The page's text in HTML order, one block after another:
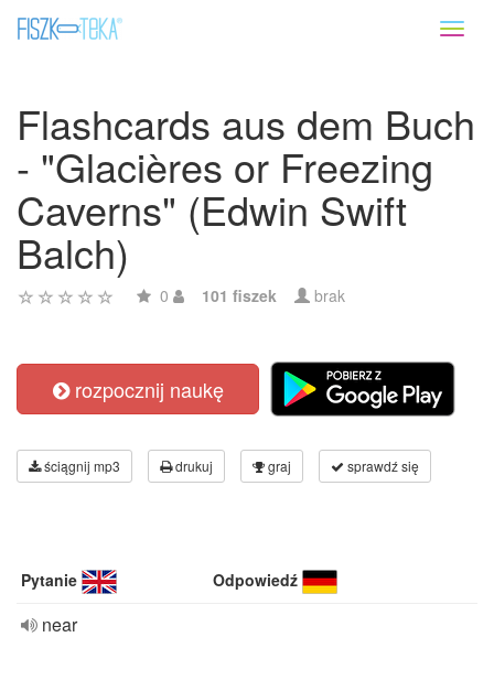
Flashcards aus dem Buch
- "Glacières or Freezing
Caverns" (Edwin Swift
Balch)
0 101 fiszek brak
rozpocznij naukę
ściągnij mp3 drukuj graj sprawdź się
Pytanie Odpowiedź
near